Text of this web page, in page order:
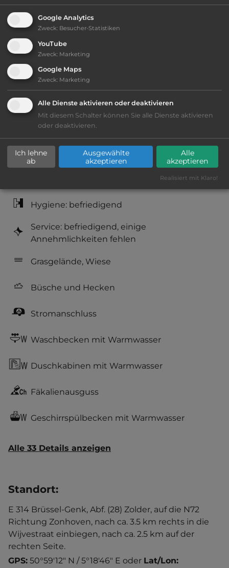
Ausstattung:
AB-Abfahrt max. 10 km entfernt
bis 30,- Euro
Klassifizierung: befriedigend
Lage: schön
Platzeinrichtung: befriedigend
Geräuschkulisse: überwiegend ruhig
Hygiene: befriedigend
Service: befriedigend, einige
Annehmlichkeiten fehlen
Grasgelände, Wiese
Büsche und Hecken
Stromanschluss
Waschbecken mit Warmwasser
Duschkabinen mit Warmwasser
Fäkalienausguss
Geschirrspülbecken mit Warmwasser
Alle 33 Details anzeigen
Standort:
E 314 Brüssel-Genk, Abf. (28) Zolder, auf die N72
Richtung Zonhoven, nach ca. 3.5 km rechts in die
Wijvestraat einbiegen, nach ca. 2.5 km auf der
rechten Seite.
GPS: 50°59'12" N / 5°18'46" E oder Lat/Lon:
Google Analytics
Zweck: Besucher-Statistiken
YouTube
Zweck: Marketing
Google Maps
Zweck: Marketing
Alle Dienste aktivieren oder deaktivieren
Mit diesem Schalter können Sie alle Dienste aktivieren
oder deaktivieren.
Ich lehne
ab
Ausgewählte
akzeptieren
Alle
akzeptieren
Realisiert mit Klaro!